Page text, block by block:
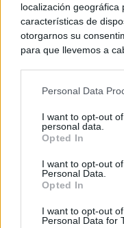
localización geográfica
características de
otorgarnos su
para que llevemos a
negar su
de su consentimiento,
rechazar tal
cualquier momento
visitando nuestra
Personal Data
I want to opt-out
personal data.
Opted In
I want to opt-out
Personal Data.
Opted In
I want to opt-out
Personal Data for